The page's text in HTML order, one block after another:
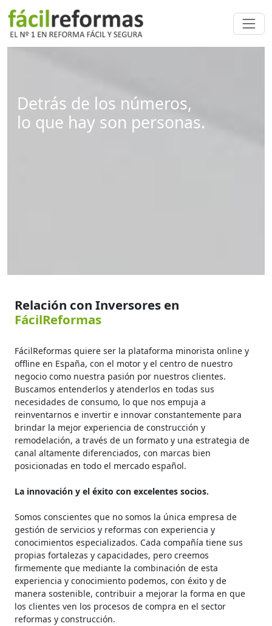
Detrás de los números,
lo que hay son personas.
Relación con Inversores en
FácilReformas
FácilReformas quiere ser la plataforma minorista online y
offline en España, con el motor y el centro de nuestro
negocio como nuestra pasión por nuestros clientes.
Buscamos entenderlos y atenderlos en todas sus
necesidades de consumo, lo que nos empuja a
reinventarnos e invertir e innovar constantemente para
brindar la mejor experiencia de construcción y
remodelación, a través de un formato y una estrategia de
canal altamente diferenciados, con marcas bien
posicionadas en todo el mercado español.
La innovación y el éxito con excelentes socios.
Somos conscientes que no somos la única empresa de
gestión de servicios y reformas con experiencia y
conocimientos especializados. Cada compañía tiene sus
propias fortalezas y capacidades, pero creemos
firmemente que mediante la combinación de esta
experiencia y conocimiento podemos, con éxito y de
manera sostenible, contribuir a mejorar la forma en que
los clientes ven los procesos de compra en el sector
reformas y construcción.